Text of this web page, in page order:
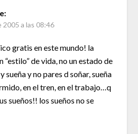
2005 a las 08:46
gratis en este mundo! la
“estilo” de vida, no un estado de
sueña y no pares d soñar, sueña
en el tren, en el trabajo…q
sueños!! los sueños no se